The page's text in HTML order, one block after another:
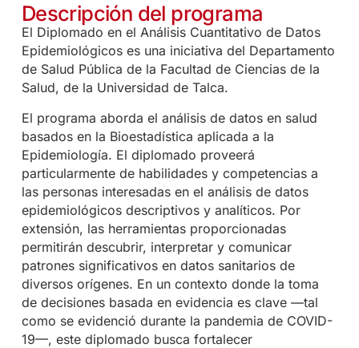
Descripción del programa
El Diplomado en el Análisis Cuantitativo de Datos
Epidemiológicos es una iniciativa del Departamento
de Salud Pública de la Facultad de Ciencias de la
Salud, de la Universidad de Talca.
El programa aborda el análisis de datos en salud
basados en la Bioestadística aplicada a la
Epidemiología. El diplomado proveerá
particularmente de habilidades y competencias a
las personas interesadas en el análisis de datos
epidemiológicos descriptivos y analíticos. Por
extensión, las herramientas proporcionadas
permitirán descubrir, interpretar y comunicar
patrones significativos en datos sanitarios de
diversos orígenes. En un contexto donde la toma
de decisiones basada en evidencia es clave —tal
como se evidenció durante la pandemia de COVID-
19—, este diplomado busca fortalecer